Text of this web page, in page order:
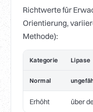
Richtwerte für
Orientierung,
Methode):
Kategorie Lipase
Normal
Erhöht über